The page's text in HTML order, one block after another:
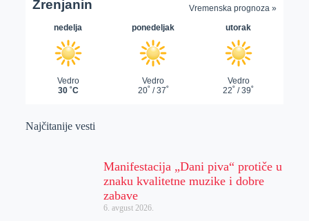
Najčitanije vesti
Manifestacija „Dani piva“ protiče u
znaku kvalitetne muzike i dobre
zabave
6. avgust 2026.